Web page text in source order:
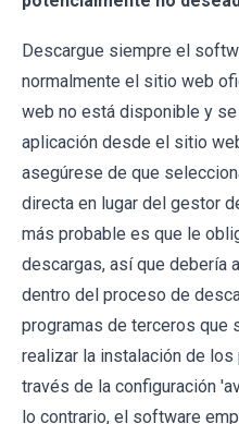
Descargue siempre el
normalmente el sitio web
web no está disponible y
aplicación desde el sitio
asegúrese de que
directa en lugar del gestor
más probable es que le
descargas, así que debería
dentro del proceso de
programas de terceros que
realizar la instalación de
través de la configuración
lo contrario, el software